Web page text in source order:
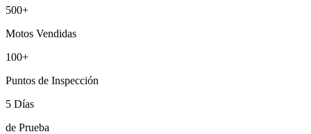
500+
Motos Vendidas
100+
Puntos de Inspección
5 Días
de Prueba